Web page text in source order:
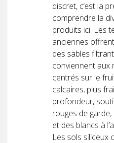
discret, c’est la
comprendre la
produits ici. Les
anciennes
des sables
conviennent aux
centrés sur le
calcaires, plus
profondeur,
rouges de
et des blancs à
Les sols siliceux